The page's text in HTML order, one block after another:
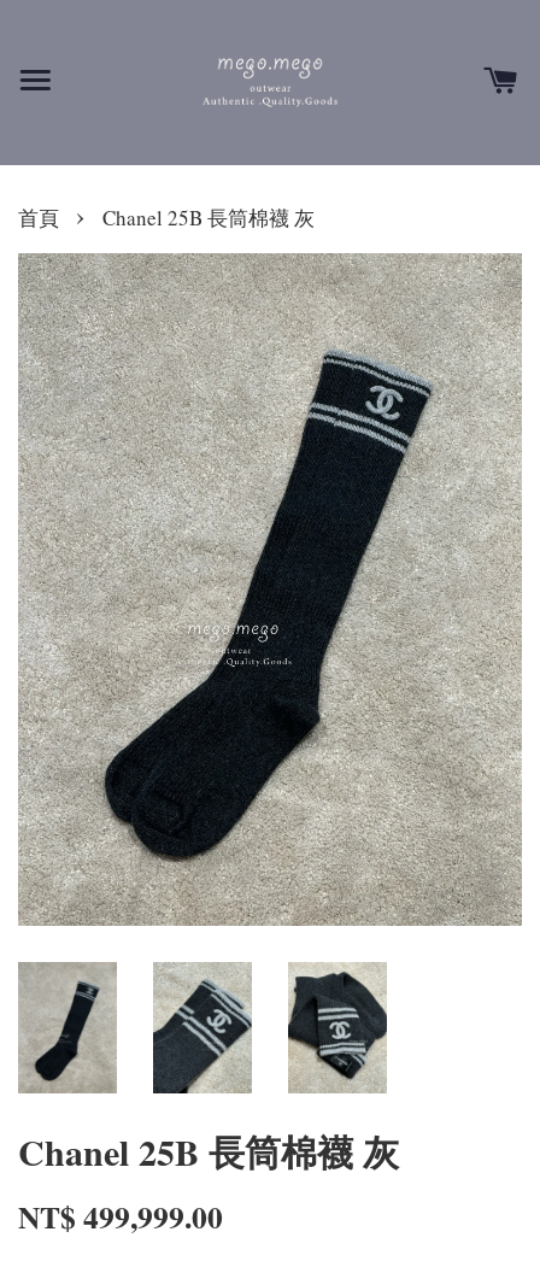
首頁 › Chanel 25B 長筒棉襪 灰
Chanel 25B 長筒棉襪 灰
NT$ 499,999.00